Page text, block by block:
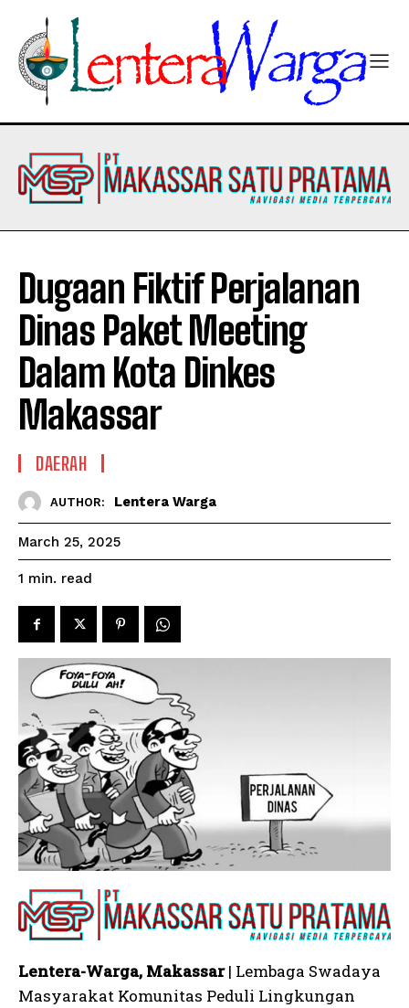
Dugaan Fiktif Perjalanan
Dinas Paket Meeting
Dalam Kota Dinkes
Makassar
DAERAH
AUTHOR: Lentera Warga
March 25, 2025
1 min. read
Lentera-Warga, Makassar| Lembaga Swadaya
Masyarakat Komunitas Peduli Lingkungan